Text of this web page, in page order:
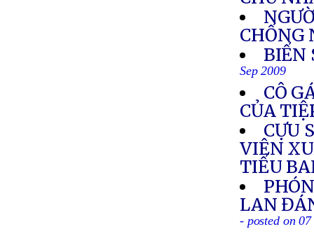
CHỐNG
BIỂN
Sep 2009
CÔ
CỦA
CỰU
VIÊN
TIỂU
LAN
- posted on